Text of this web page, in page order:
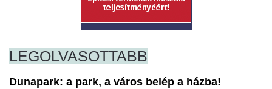
LEGOLVASOTTABB
Dunapark: a park, a város belép a házba!